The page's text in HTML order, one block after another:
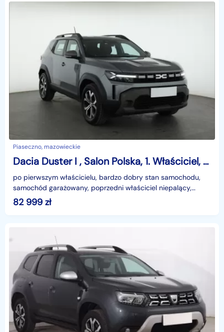
Piaseczno, mazowieckie
Dacia Duster I , Salon Polska, 1. Właściciel, Serwis ASO, GAZ, Navi,
po pierwszym właścicielu, bardzo dobry stan samochodu,
samochód garażowany, poprzedni właściciel niepalący,
bardzo niski przebieg, niskie spalanie, samochód rep
82 999 zł